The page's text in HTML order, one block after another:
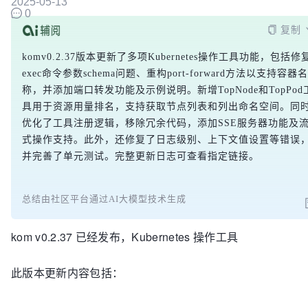
0
复制
komv0.2.37版本更新了多项Kubernetes操作工具功能，包括修
exec命令参数schema问题、重构port-forward方法以支持容器名
称，并添加端口转发功能及示例说明。新增TopNode和TopPod
具用于资源用量排名，支持获取节点列表和列出命名空间。同
优化了工具注册逻辑，移除冗余代码，添加SSE服务器功能及
式操作支持。此外，还修复了日志级别、上下文值设置等错误
并完善了单元测试。完整更新日志可查看指定链接。
总结由社区平台通过AI大模型技术生成
kom v0.2.37 已经发布，Kubernetes 操作工具
此版本更新内容包括：